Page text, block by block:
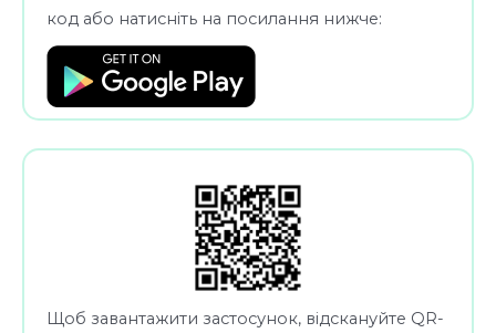
код або натисніть на посилання нижче:
Щоб завантажити застосунок, відскануйте QR-